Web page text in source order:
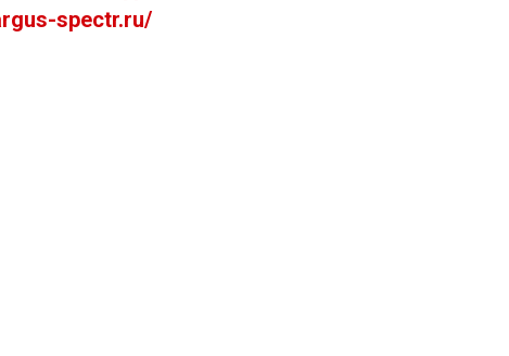
spectr.ru/